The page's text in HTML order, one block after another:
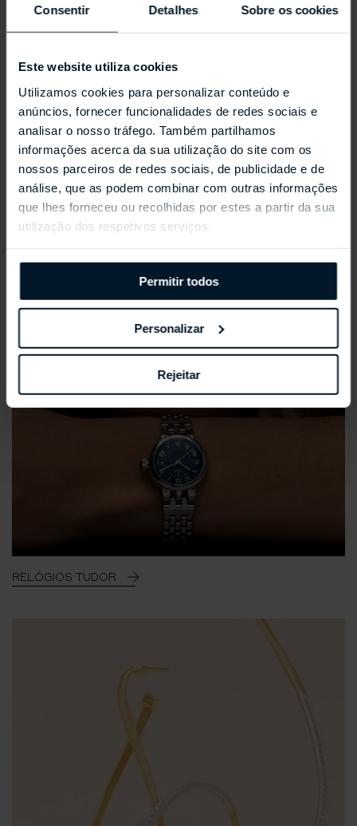
Consentir Detalhes Sobre os cookies
Este website utiliza cookies
Utilizamos cookies para personalizar conteúdo e
anúncios, fornecer funcionalidades de redes sociais e
analisar o nosso tráfego. Também partilhamos
informações acerca da sua utilização do site com os
nossos parceiros de redes sociais, de publicidade e de
análise, que as podem combinar com outras informações
que lhes forneceu ou recolhidas por estes a partir da sua
utilização dos respetivos serviços.
Permitir todos
Personalizar
Rejeitar
REPOSSI ANTIFER
RELÓGIOS TUDOR